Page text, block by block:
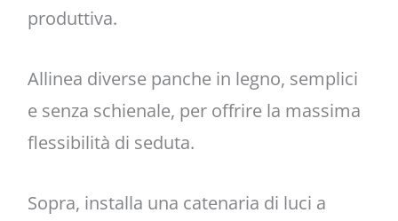
produttiva.
Allinea diverse panche in legno, semplici
e senza schienale, per offrire la massima
flessibilità di seduta.
Sopra, installa una catenaria di luci a